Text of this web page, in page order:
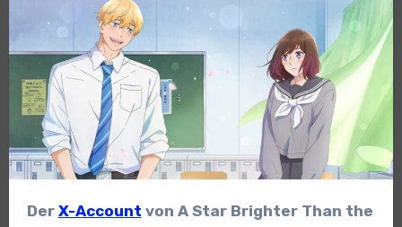
Der X-Account von A Star Brighter Than the